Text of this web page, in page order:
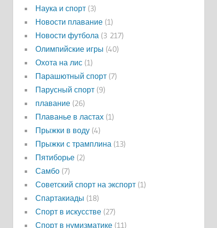
Наука и спорт(3)
Новости плавание(1)
Новости футбола (3 217)
Олимпийские игры (40)
Охота на лис(1)
Парашютный спорт(7)
Парусный спорт(9)
плавание(26)
Плаванье в ластах(1)
Прыжки в воду(4)
Прыжки с трамплина (13)
Пятиборье(2)
Самбо(7)
Советский спорт на экспорт(1)
Спартакиады (18)
Спорт в искусстве(27)
Спорт в нумизматике(11)